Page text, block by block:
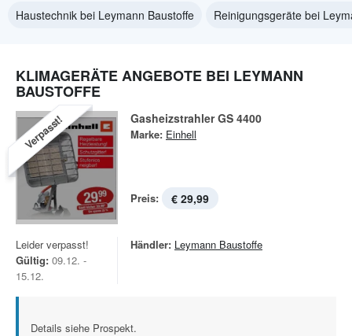
Haustechnik bei Leymann Baustoffe
Reinigungsgeräte bei
KLIMAGERÄTE ANGEBOTE BEI LEYMANN
BAUSTOFFE
Verpasst! Gasheizstrahler GS 4400
Marke: Einhell
Preis: € 29,99
Leider verpasst!
Gültig: 09.12. -
15.12.
Händler: Leymann Baustoffe
Details siehe Prospekt.